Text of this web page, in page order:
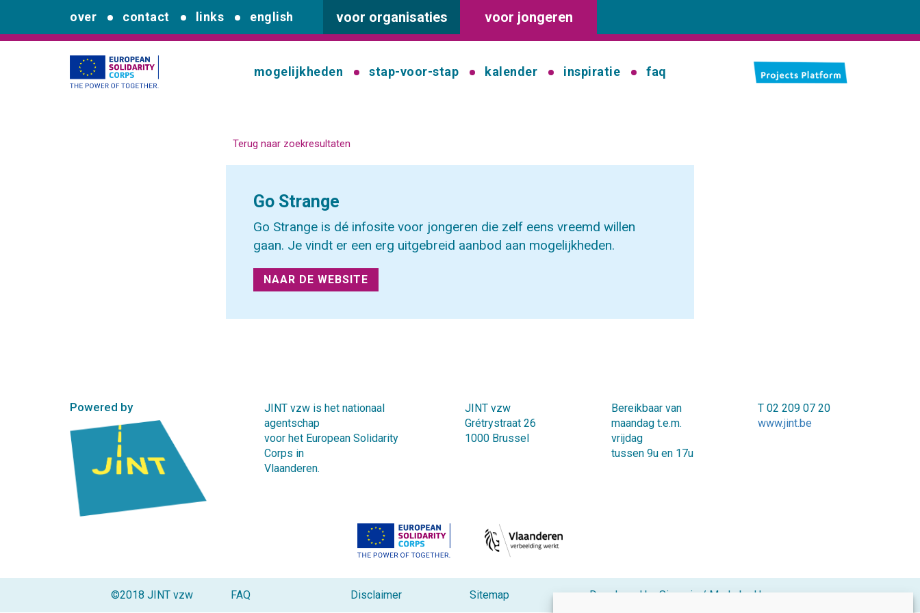
over contact links english voor organisaties voor jongeren
mogelijkheden stap-voor-stap kalender inspiratie faq
Terug naar zoekresultaten
Go Strange
Go Strange is dé infosite voor jongeren die zelf eens vreemd willen
gaan. Je vindt er een erg uitgebreid aanbod aan mogelijkheden.
NAAR DE WEBSITE
Powered by
JINT vzw is het nationaal
agentschap
voor het European Solidarity
Corps in
Vlaanderen.
JINT vzw
Grétrystraat 26
1000 Brussel
Bereikbaar van
maandag t.e.m.
vrijdag
tussen 9u en 17u
T 02 209 07 20
www.jint.be
©2018 JINT vzw FAQ Disclaimer Sitemap Developed by Sinergio/Made by Hanna